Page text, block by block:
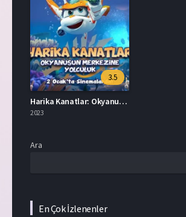
3.5
Harika Kanatlar: Okyanusun Merkezine Yolculuk İzle
2023
Ara
En Çok İzlenenler